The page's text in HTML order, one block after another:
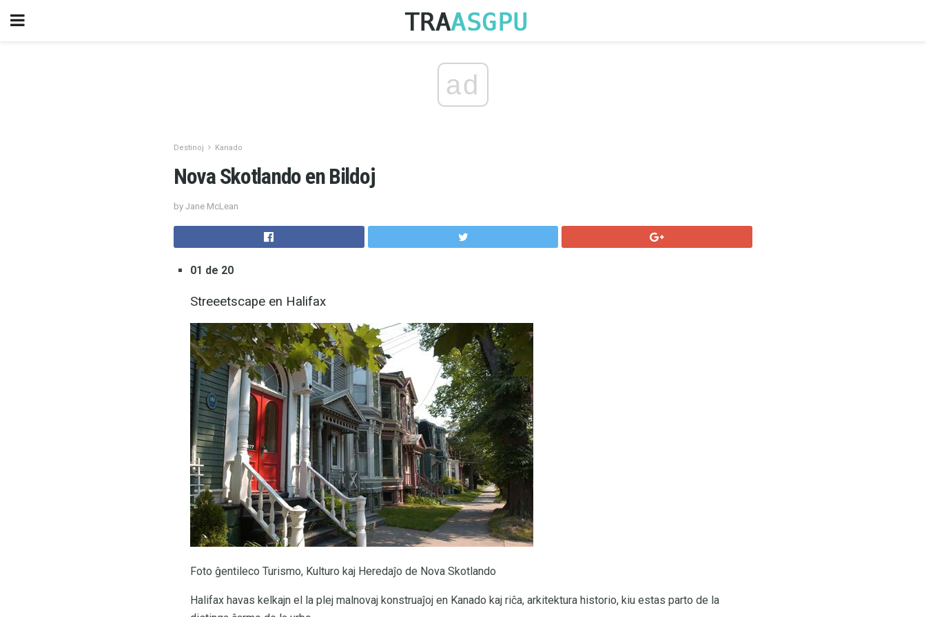
ad
Destinoj Kanado
Nova Skotlando en Bildoj
by Jane McLean
01 de 20
Streeetscape en Halifax
Foto ĝentileco Turismo, Kulturo kaj Heredaĵo de Nova Skotlando
Halifax havas kelkajn el la plej malnovaj konstruaĵoj en Kanado kaj riĉa, arkitektura historio, kiu estas parto de la